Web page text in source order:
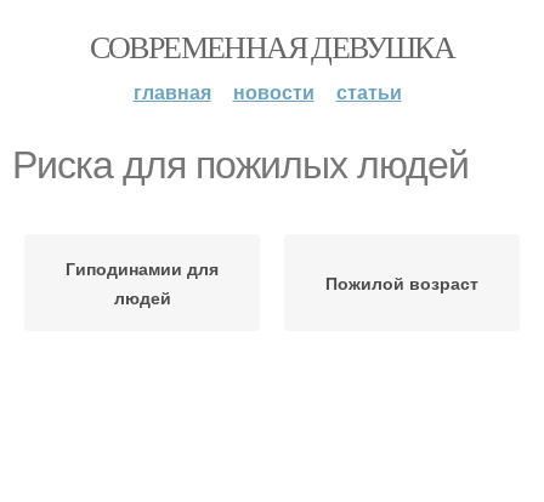
СОВРЕМЕННАЯ ДЕВУШКА
главная новости статьи
Риска для пожилых людей
Гиподинамии для
людей
Пожилой возраст